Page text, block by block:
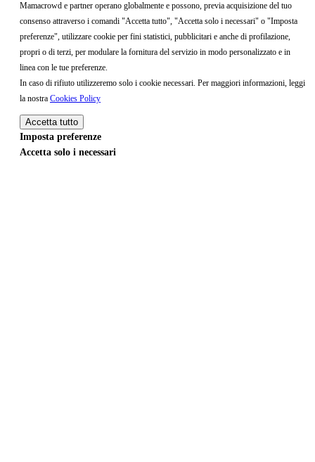
Mamacrowd e partner operano globalmente e possono, previa acquisizione del tuo
consenso attraverso i comandi "Accetta tutto", "Accetta solo i necessari" o "Imposta
preferenze", utilizzare cookie per fini statistici, pubblicitari e anche di profilazione,
propri o di terzi, per modulare la fornitura del servizio in modo personalizzato e in
linea con le tue preferenze.
In caso di rifiuto utilizzeremo solo i cookie necessari. Per maggiori informazioni, leggi
la nostra Cookies Policy
Accetta tutto
Imposta preferenze
Accetta solo i necessari